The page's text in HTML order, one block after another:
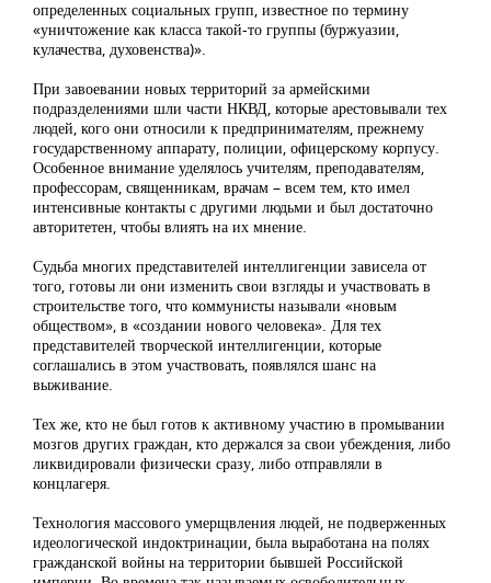
определенных социальных групп, известное по термину
«уничтожение как класса такой-то группы (буржуазии,
кулачества, духовенства)».
При завоевании новых территорий за армейскими
подразделениями шли части НКВД, которые арестовывали тех
людей, кого они относили к предпринимателям, прежнему
государственному аппарату, полиции, офицерскому корпусу.
Особенное внимание уделялось учителям, преподавателям,
профессорам, священникам, врачам – всем тем, кто имел
интенсивные контакты с другими людьми и был достаточно
авторитетен, чтобы влиять на их мнение.
Судьба многих представителей интеллигенции зависела от
того, готовы ли они изменить свои взгляды и участвовать в
строительстве того, что коммунисты называли «новым
обществом», в «создании нового человека». Для тех
представителей творческой интеллигенции, которые
соглашались в этом участвовать, появлялся шанс на
выживание.
Тех же, кто не был готов к активному участию в промывании
мозгов других граждан, кто держался за свои убеждения, либо
ликвидировали физически сразу, либо отправляли в
концлагеря.
Технология массового умерщвления людей, не подверженных
идеологической индоктринации, была выработана на полях
гражданской войны на территории бывшей Российской